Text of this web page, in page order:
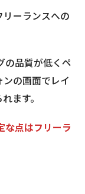
ーランスへの
の品質が低くペ
の画面でレイ
ます。
な点はフリーラ